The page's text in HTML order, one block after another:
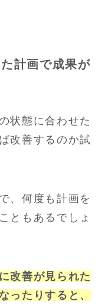
計画で成果が
状態に合わせた
改善するのか試
、何度も計画を
ともあるでしょ
改善が見られた
ったりすると、